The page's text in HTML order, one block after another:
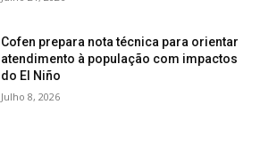
Cofen prepara nota técnica para orientar
atendimento à população com impactos
do El Niño
Julho 8, 2026